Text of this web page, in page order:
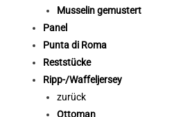
Musselin gemustert
Panel
Punta di Roma
Reststücke
Ripp-/Waffeljersey
zurück
Ottoman